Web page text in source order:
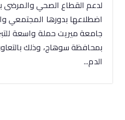
لدعم القطاع الصحي
اضطلاعها بدورها المجتمعي
جامعة ميريت حملة واسعة
بمحافظة سوهاج، وذلك
الدم...